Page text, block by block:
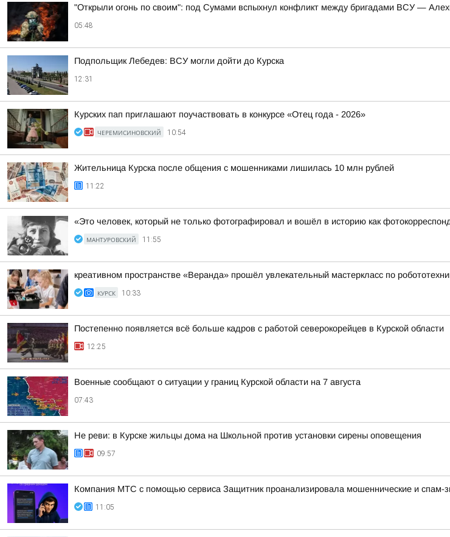
"Открыли огонь по своим": под Сумами вспыхнул конфликт между бригадами ВСУ —
05:48
Подпольщик Лебедев: ВСУ могли дойти до Курска
12:31
Курских пап приглашают поучаствовать в конкурсе «Отец года - 2026»
ЧЕРЕМИСИНОВСКИЙ 10:54
Жительница Курска после общения с мошенниками лишилась 10 млн рублей
11:22
«Это человек, который не только фотографировал и вошёл в историю как
МАНТУРОВСКИЙ 11:55
креативном пространстве «Веранда» прошёл увлекательный мастеркласс по
КУРСК 10:33
Постепенно появляется всё больше кадров с работой северокорейцев в Курской области
12:25
Военные сообщают о ситуации у границ Курской области на 7 августа
07:43
Не реви: в Курске жильцы дома на Школьной против установки сирены оповещения
09:57
Компания МТС с помощью сервиса Защитник проанализировала мошеннические и спам-
11:05